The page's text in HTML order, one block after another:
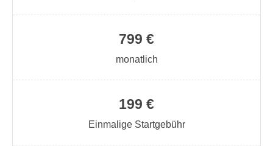
199 €
Einmalige Startgebühr
799 €
monatlich